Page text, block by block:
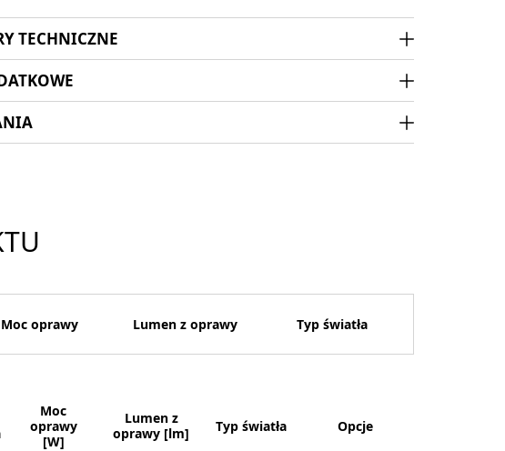
TECHNICZNE
Moc oprawy Lumen z oprawy Typ światła
Moc
oprawy
[W]
Lumen z
oprawy [lm]
Typ światła Opcje